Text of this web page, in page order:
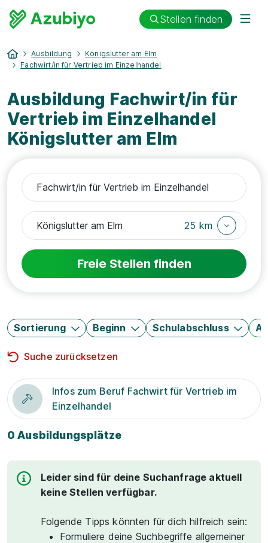
Stellen finden
Ausbildung
Königslutter am Elm
Fachwirt/in für Vertrieb im Einzelhandel
Ausbildung Fachwirt/in für
Vertrieb im Einzelhandel
Königslutter am Elm
25 km
Freie Stellen finden
Sortierung Beginn Schulabschluss
Suche zurücksetzen
Infos zum Beruf Fachwirt für Vertrieb im
Einzelhandel
0 Ausbildungsplätze
Leider sind für deine Suchanfrage aktuell
keine Stellen verfügbar.
Folgende Tipps könnten für dich hilfreich sein:
Formuliere deine Suchbegriffe allgemeiner